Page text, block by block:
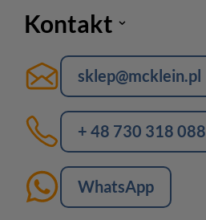
Kontakt
sklep@mcklein.pl
+ 48 730 318 088
WhatsApp